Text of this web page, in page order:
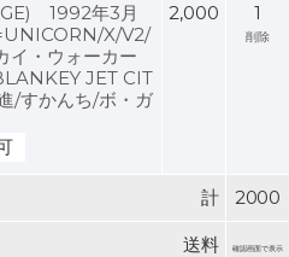
1992年3月
X/V2/
イ・ウォーカー
JET CIT
/すかんち/ボ・ガ
2,000 1
削除
計 2000
送料 確認画面で表示